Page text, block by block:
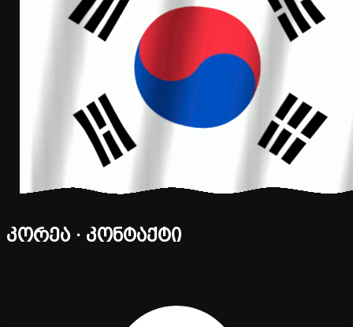
კორეა · კონტაქტი